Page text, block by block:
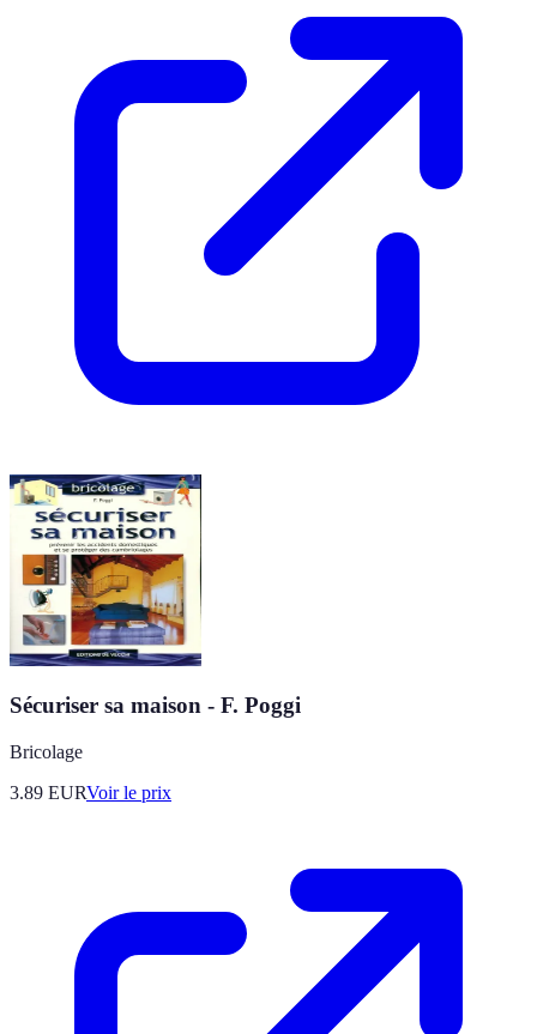
Sécuriser sa maison - F. Poggi
Bricolage
3.89 EURVoir le prix